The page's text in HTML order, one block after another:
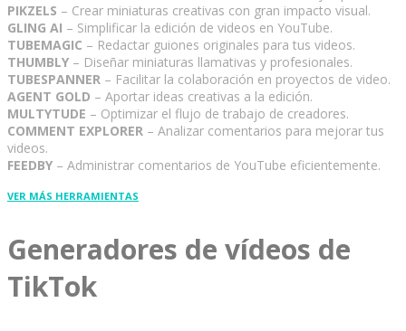
PIKZELS – Crear miniaturas creativas con gran impacto visual.
GLING AI – Simplificar la edición de videos en YouTube.
TUBEMAGIC – Redactar guiones originales para tus videos.
THUMBLY – Diseñar miniaturas llamativas y profesionales.
TUBESPANNER – Facilitar la colaboración en proyectos de video.
AGENT GOLD – Aportar ideas creativas a la edición.
MULTYTUDE – Optimizar el flujo de trabajo de creadores.
COMMENT EXPLORER – Analizar comentarios para mejorar tus
videos.
FEEDBY – Administrar comentarios de YouTube eficientemente.
VER MÁS HERRAMIENTAS
Generadores de vídeos de
TikTok